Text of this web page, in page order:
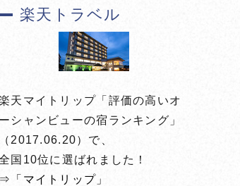
楽天トラベル
天マイトリップ「評価の高いオ
ーシャンビューの宿ランキング」
（2017.06.20）で、
国10位に選ばれました！
⇒「マイトリップ」